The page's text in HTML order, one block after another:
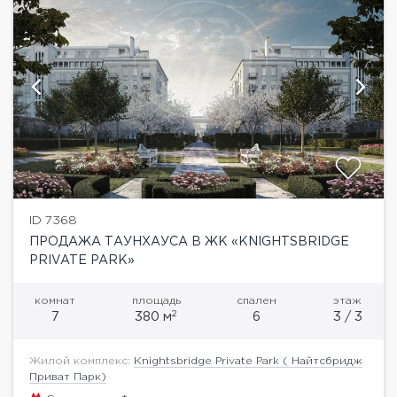
ID 7368
ПРОДАЖА ТАУНХАУСА В ЖК «KNIGHTSBRIDGE
PRIVATE PARK»
комнат
7
площадь
380 м2
спален
6
этаж
3 / 3
Жилой комплекс:
Knightsbridge Private Park ( Найтсбридж
Приват Парк)